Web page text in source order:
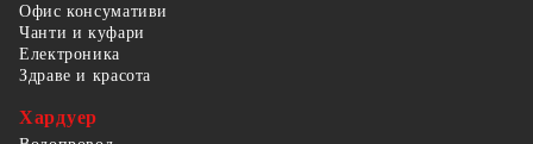
Офис консумативи
Чанти и куфари
Електроника
Здраве и красота
Хардуер